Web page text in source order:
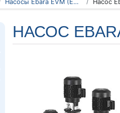
Насосы Ebara EVM (EVMSG/EVMSL)
НАСОС